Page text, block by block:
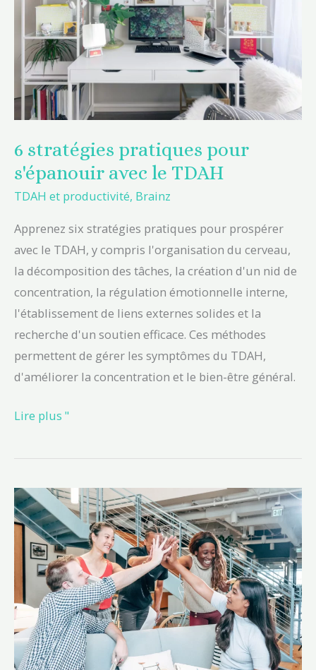
6 stratégies pratiques pour
s'épanouir avec le TDAH
TDAH et productivité, Brainz
Apprenez six stratégies pratiques pour prospérer
avec le TDAH, y compris l'organisation du cerveau,
la décomposition des tâches, la création d'un nid de
concentration, la régulation émotionnelle interne,
l'établissement de liens externes solides et la
recherche d'un soutien efficace. Ces méthodes
permettent de gérer les symptômes du TDAH,
d'améliorer la concentration et le bien-être général.
avec
TDAH
Lire plus "
5
superpouvoirs
du
TDAH
vous
devriez
connaître